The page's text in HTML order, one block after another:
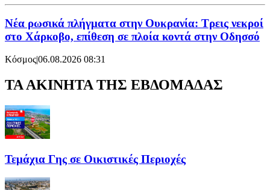
Νέα ρωσικά πλήγματα στην Ουκρανία: Τρεις νεκροί
στο Χάρκοβο, επίθεση σε πλοία κοντά στην Οδησσό
Κόσμος|06.08.2026 08:31
ΤΑ ΑΚΙΝΗΤΑ ΤΗΣ ΕΒΔΟΜΑΔΑΣ
Τεμάχια Γης σε Οικιστικές Περιοχές